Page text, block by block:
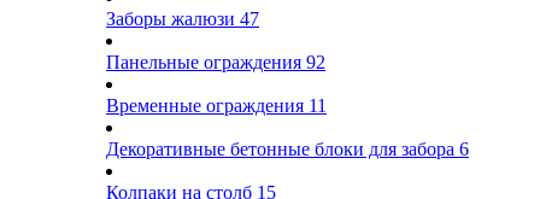
Заборы жалюзи 47
Панельные ограждения 92
Временные ограждения 11
Декоративные бетонные блоки для забора 6
Колпаки на столб 15